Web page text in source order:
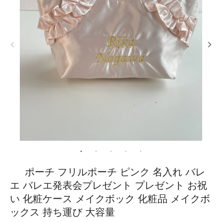
ポーチ フリルポーチ ピンク 名入れ バレ
エ バレエ発表会プレゼント プレゼント お祝
い 化粧ケース メイクボック 化粧品 メイクボ
ックス 持ち運び 大容量